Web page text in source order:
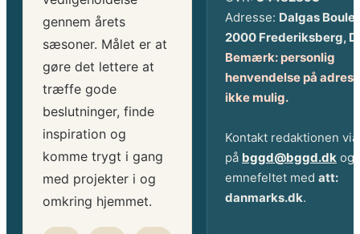
gennem årets
sæsoner. Målet er at
gøre det lettere at
træffe gode
beslutninger, finde
inspiration og
komme trygt i gang
med projekter i og
omkring hjemmet.
Adresse: Dalgas
2000 Frederiksberg,
Bemærk: personlig
henvendelse på
ikke mulig.
Kontakt redaktionen
på bggd@bggd.dk og
emnefeltet med att:
danmarks.dk.